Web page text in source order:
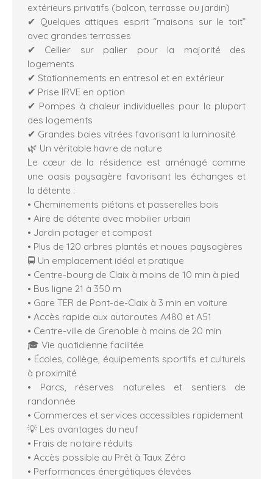
extérieurs privatifs (balcon, terrasse ou jardin)
✔ Quelques attiques esprit “maisons sur le toit”
avec grandes terrasses
✔ Cellier sur palier pour la majorité des
logements
✔ Stationnements en entresol et en extérieur
✔ Prise IRVE en option
✔ Pompes à chaleur individuelles pour la plupart
des logements
✔ Grandes baies vitrées favorisant la luminosité
🌿 Un véritable havre de nature
Le cœur de la résidence est aménagé comme
une oasis paysagère favorisant les échanges et
la détente :
• Cheminements piétons et passerelles bois
• Aire de détente avec mobilier urbain
• Jardin potager et compost
• Plus de 120 arbres plantés et noues paysagères
🚍 Un emplacement idéal et pratique
• Centre-bourg de Claix à moins de 10 min à pied
• Bus ligne 21 à 350 m
• Gare TER de Pont-de-Claix à 3 min en voiture
• Accès rapide aux autoroutes A480 et A51
• Centre-ville de Grenoble à moins de 20 min
🎓 Vie quotidienne facilitée
• Écoles, collège, équipements sportifs et culturels
à proximité
• Parcs, réserves naturelles et sentiers de
randonnée
• Commerces et services accessibles rapidement
💡 Les avantages du neuf
• Frais de notaire réduits
• Accès possible au Prêt à Taux Zéro
• Performances énergétiques élevées